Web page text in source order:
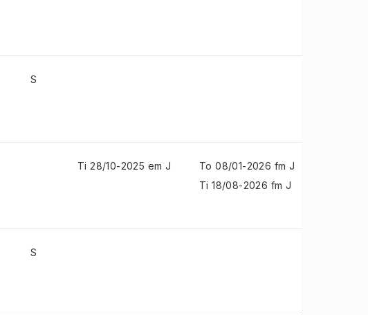
S
Ti 28/10-2025 em J
To 08/01-2026 fm J
Ti 18/08-2026 fm J
S